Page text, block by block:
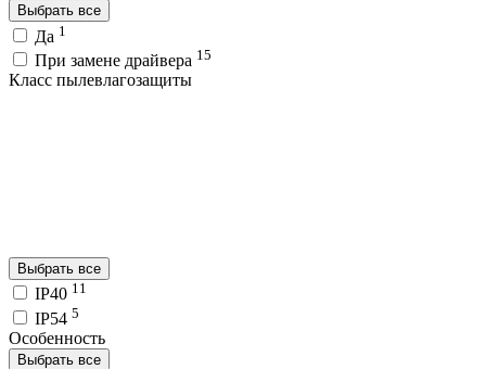
Выбрать все
Да 1
При замене драйвера 15
Класс пылевлагозащиты
Выбрать все
IP40 11
IP54 5
Особенность
Выбрать все